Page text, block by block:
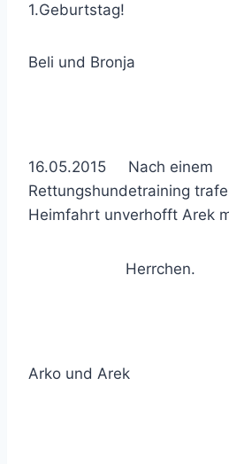
1.Geburtstag!
Beli und Bronja
16.05.2015 Nach einem
Rettungshundetraining
Heimfahrt unverhofft Arek
Herrchen.
Arko und Arek